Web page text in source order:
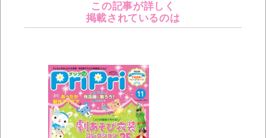
この記事が詳しく
掲載されているのは